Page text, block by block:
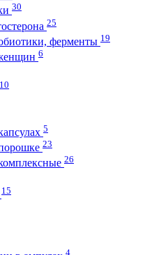
30
25
ферменты 19
6
10
5
23
26
15
4